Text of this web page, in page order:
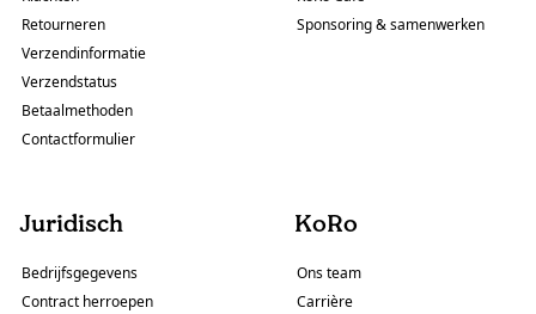
Retourneren
Verzendinformatie
Verzendstatus
Betaalmethoden
Contactformulier
Sponsoring & samenwerken
Juridisch
Bedrijfsgegevens
Contract herroepen
KoRo
Ons team
Carrière